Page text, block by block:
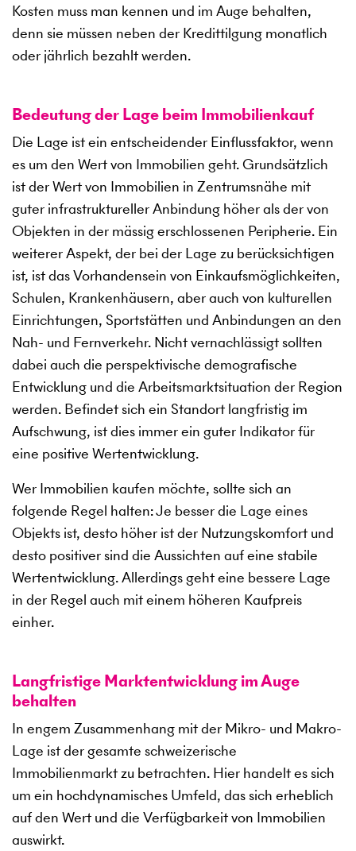
Kosten muss man kennen und im Auge behalten,
denn sie müssen neben der Kredittilgung monatlich
oder jährlich bezahlt werden.
Bedeutung der Lage beim Immobilienkauf
Die Lage ist ein entscheidender Einflussfaktor, wenn
es um den Wert von Immobilien geht. Grundsätzlich
ist der Wert von Immobilien in Zentrumsnähe mit
guter infrastruktureller Anbindung höher als der von
Objekten in der mässig erschlossenen Peripherie. Ein
weiterer Aspekt, der bei der Lage zu berücksichtigen
ist, ist das Vorhandensein von Einkaufsmöglichkeiten,
Schulen, Krankenhäusern, aber auch von kulturellen
Einrichtungen, Sportstätten und Anbindungen an den
Nah- und Fernverkehr. Nicht vernachlässigt sollten
dabei auch die perspektivische demografische
Entwicklung und die Arbeitsmarktsituation der Region
werden. Befindet sich ein Standort langfristig im
Aufschwung, ist dies immer ein guter Indikator für
eine positive Wertentwicklung.
Wer Immobilien kaufen möchte, sollte sich an
folgende Regel halten: Je besser die Lage eines
Objekts ist, desto höher ist der Nutzungskomfort und
desto positiver sind die Aussichten auf eine stabile
Wertentwicklung. Allerdings geht eine bessere Lage
in der Regel auch mit einem höheren Kaufpreis
einher.
Langfristige Marktentwicklung im Auge
behalten
In engem Zusammenhang mit der Mikro- und Makro-
Lage ist der gesamte schweizerische
Immobilienmarkt zu betrachten. Hier handelt es sich
um ein hochdynamisches Umfeld, das sich erheblich
auf den Wert und die Verfügbarkeit von Immobilien
auswirkt.